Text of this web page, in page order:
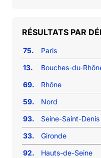
RÉSULTATS PAR
75.
Paris
13.
Bouches-du-
69.
Rhône
59.
Nord
93.
Seine-Saint-Denis
33.
Gironde
92.
Hauts-de-Seine